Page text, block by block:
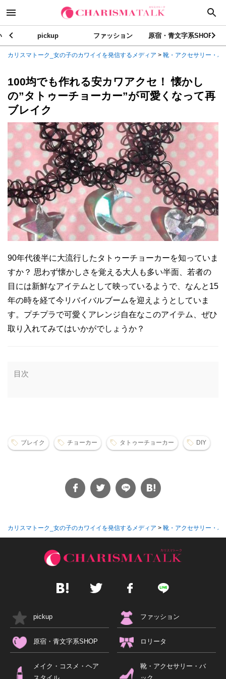
pickup ファッション 原宿・青文字系SHOP
カリスマトーク_女の子のカワイイを発信するメディア > 靴・アクセサリー・バ
100均でも作れる安カワアクセ！ 懐かし
の”タトゥーチョーカー”が可愛くなって再
ブレイク
90年代後半に大流行したタトゥーチョーカーを知っていま
すか？ 思わず懐かしさを覚える大人も多い半面、若者の
目には新鮮なアイテムとして映っているようで、なんと15
年の時を経て今リバイバルブームを迎えようとしていま
す。プチプラで可愛くアレンジ自在なこのアイテム、ぜひ
取り入れてみてはいかがでしょうか？
目次
ブレイク チョーカー タトゥーチョーカー DIY
カリスマトーク_女の子のカワイイを発信するメディア > 靴・アクセサリー・バ
pickup ファッション
原宿・青文字系SHOP ロリータ
メイク・コスメ・ヘア
靴・アクセサリー・バ